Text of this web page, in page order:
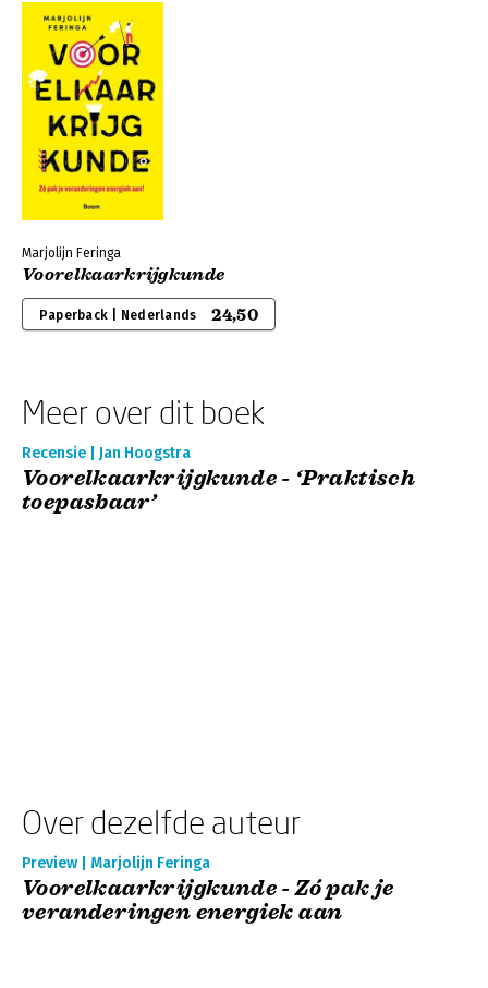
Marjolijn Feringa
Voorelkaarkrijgkunde
Paperback | Nederlands 24,50
Meer over dit boek
Recensie | Jan Hoogstra
Voorelkaarkrijgkunde - ‘Praktisch
toepasbaar’
Over dezelfde auteur
Preview | Marjolijn Feringa
Voorelkaarkrijgkunde - Zó pak je
veranderingen energiek aan